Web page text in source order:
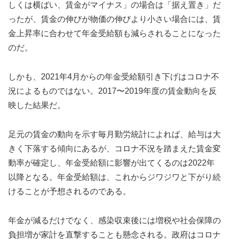
しくは横ばい、賃金がマイナス」の場合は「据え置き」だ
ったが、賃金の伸びが物価の伸びより小さい場合には、賃
金上昇率に合わせて年金受給額も減らされることになった
のだ。
しかも、2021年4月からの年金受給額引き下げはコロナ不
況によるものではない。2017〜2019年度の賃金動向を反
映した結果だ。
足元の賃金の動向を示す毎月勤労統計によれば、給与は大
きく下落する傾向にあるが、コロナ不況を踏まえた賃金変
動率が確定し、年金受給額に影響が出てくるのは2022年
以降となる。年金受給額は、これからジワジワと下がり続
けることが予想されるのである。
年金が減るだけでなく、感染収束後には増税や社会保障の
負担増が家計を直撃することも懸念される。政府はコロナ